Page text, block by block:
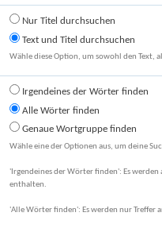
Nur Titel durchsuchen
Text und Titel durchsuchen
Wähle diese Option, um sowohl den Text,
Irgendeines der Wörter finden
Alle Wörter finden
Genaue Wortgruppe finden
Wähle eine der Optionen aus, um deine
'Irgendeines der Wörter finden': Es werden
enthalten.
'Alle Wörter finden': Es werden nur Treffer